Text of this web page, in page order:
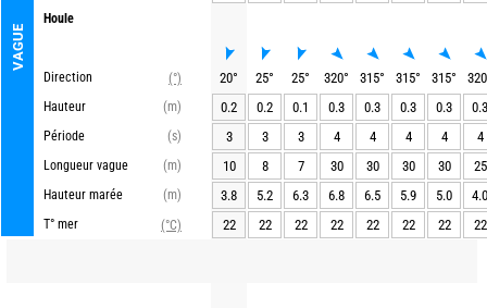
VAGUE
Houle
Direction
(°)
Hauteur
(m)
Période
(s)
Longueur vague
(m)
Hauteur marée
(m)
T° mer
(°C)
20° 25° 25° 320° 315° 315° 315°
320
0.2
0.2 0.1 0.3 0.3 0.3 0.3
0.3
3
3 3 4 4 4 4
4
10
8 7 30 30 30 30
25
3.8
5.2 6.3 6.8 6.5 5.9 5.0
4.0
22
22 22 22 22 22 22 22